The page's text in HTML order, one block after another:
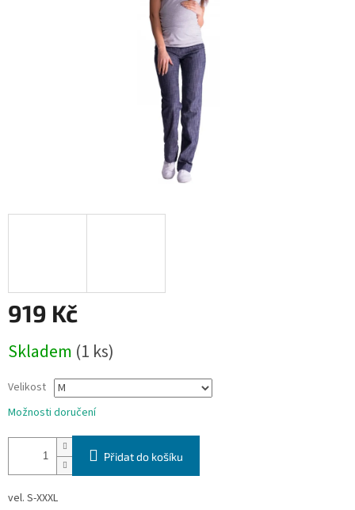
919 Kč
cena:
Skladem (1 ks)
Velikost
Možnosti doručení
Přidat do košíku
vel. S-XXXL